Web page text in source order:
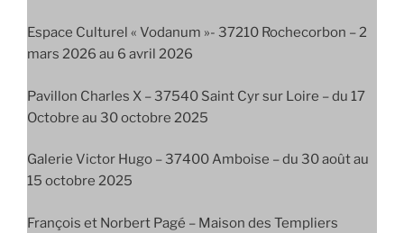
Espace Culturel « Vodanum »- 37210 Rochecorbon – 2
mars 2026 au 6 avril 2026
Pavillon Charles X – 37540 Saint Cyr sur Loire – du 17
Octobre au 30 octobre 2025
Galerie Victor Hugo – 37400 Amboise – du 30 août au
15 octobre 2025
François et Norbert Pagé – Maison des Templiers